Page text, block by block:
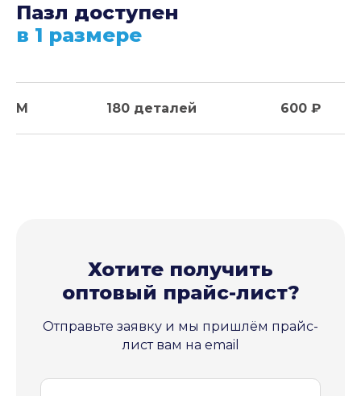
Пазл доступен
в 1 размере
M 180 деталей 600 ₽
Хотите получить
оптовый прайс-лист?
Отправьте заявку и мы пришлём прайс-
лист вам на email